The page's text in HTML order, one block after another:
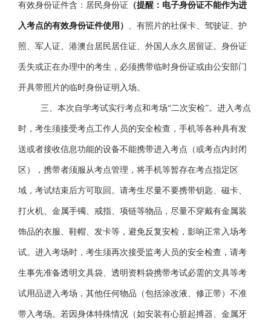
有效身份证件含：居民身份证 （提醒：电子身份证不能作为进
入考点的有效身份证件使用） 、有照片的社保卡、驾驶证、护
照、军人证、港澳台居民居住证、外国人永久居留证。身份证
丢失或正在办理中的考生，必须携带临时身份证或由公安部门
开具带照片的临时身份证明入场。
三、本次自学考试实行考点和考场“二次安检”。进入考点
时，考生须接受考点工作人员的安全检查，手机等各种具有发
送或者接收信息功能的设备不能携带进入考点（或考点内封闭
区），携带者须服从考点管理，将手机等暂存在考点指定区
域，考试结束后方可取回。请考生尽量不要携带钥匙、磁卡、
打火机、金属手镯、戒指、项链等物品，尽量不穿戴有金属装
饰品的衣服、鞋帽、发卡等，避免反复安检，影响正常入场考
试。进入考场时，考生须再次接受监考人员的安全检查，请考
生事先准备透明文具袋、透明资料袋携带考试必需的文具等考
试用品进入考场，其他任何物品（包括涂改液、修正带）不准
带入考场。若因身体特殊情况（如安装有心脏起搏器、金属牙